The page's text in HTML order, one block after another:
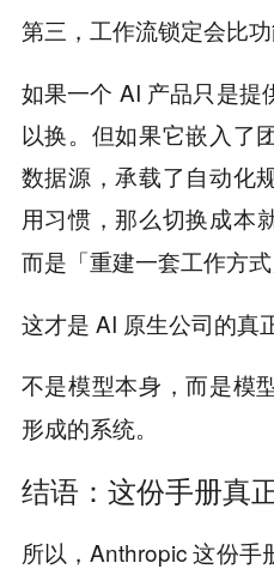
第三，工作流锁定会比功
如果一个 AI 产品只是提
以换。但如果它嵌入了
数据源，承载了自动化
用习惯， 那么切换成本
而是「重建一套工作方式
这才是 AI 原生公司的真
不是模型本身，而是模
形成的系统。
结语：这份手册真
所以，Anthropic 这份